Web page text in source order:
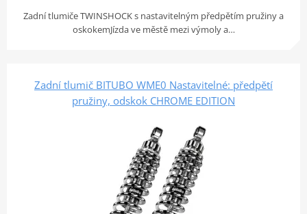
Zadní tlumiče TWINSHOCK s nastavitelným předpětím pružiny a
oskokemJízda ve městě mezi výmoly a…
Zadní tlumič BITUBO WME0 Nastavitelné: předpětí
pružiny, odskok CHROME EDITION